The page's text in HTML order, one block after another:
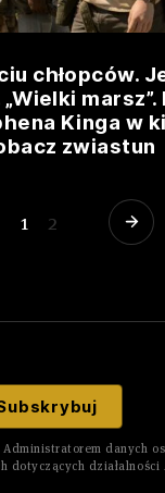
chłopców.
marsz”.
Kinga w
zwiastun
1 2
danych
dotyczących